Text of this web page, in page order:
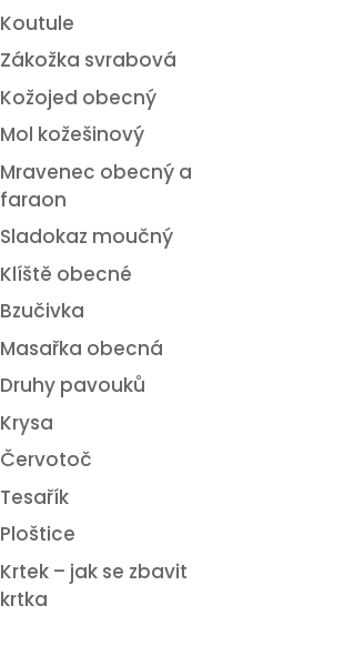
Koutule
Zákožka svrabová
Kožojed obecný
Mol kožešinový
Mravenec obecný a
faraon
Sladokaz moučný
Klíště obecné
Bzučivka
Masařka obecná
Druhy pavouků
Krysa
Červotoč
Tesařík
Ploštice
Krtek – jak se zbavit
krtka